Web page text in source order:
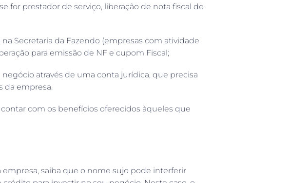
for prestador de serviço, liberação de nota fiscal de
Secretaria da Fazendo (empresas com atividade
para emissão de NF e cupom Fiscal;
através de uma conta jurídica, que precisa
da empresa.
com os benefícios oferecidos àqueles que
saiba que o nome sujo pode interferir